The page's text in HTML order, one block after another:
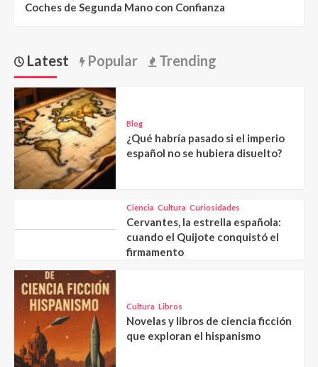
Coches de Segunda Mano con Confianza
Latest Popular Trending
Blog
¿Qué habría pasado si el imperio
español no se hubiera disuelto?
Ciencia Cultura Curiosidades
Cervantes, la estrella española:
cuando el Quijote conquistó el
firmamento
Cultura Libros
Novelas y libros de ciencia ficción
que exploran el hispanismo